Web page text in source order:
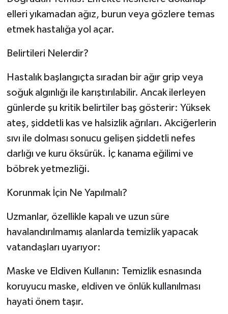
elleri yıkamadan ağız, burun veya gözlere temas
etmek hastalığa yol açar.
Belirtileri Nelerdir?
Hastalık başlangıçta sıradan bir ağır grip veya
soğuk algınlığı ile karıştırılabilir. Ancak ilerleyen
günlerde şu kritik belirtiler baş gösterir: Yüksek
ateş, şiddetli kas ve halsizlik ağrıları. Akciğerlerin
sıvı ile dolması sonucu gelişen şiddetli nefes
darlığı ve kuru öksürük. İç kanama eğilimi ve
böbrek yetmezliği.
Korunmak İçin Ne Yapılmalı?
Uzmanlar, özellikle kapalı ve uzun süre
havalandırılmamış alanlarda temizlik yapacak
vatandaşları uyarıyor:
Maske ve Eldiven Kullanın: Temizlik esnasında
koruyucu maske, eldiven ve önlük kullanılması
hayati önem taşır.